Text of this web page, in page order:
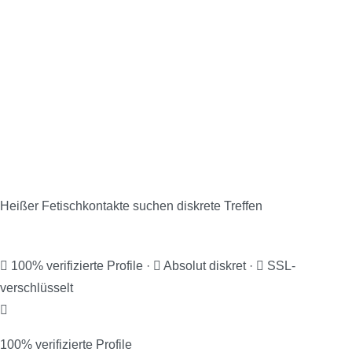
Heißer Fetischkontakte suchen diskrete Treffen
100% verifizierte Profile · Absolut diskret ·
SSL-
verschlüsselt
100% verifizierte Profile